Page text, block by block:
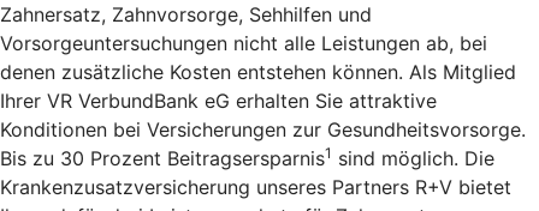
Zahnersatz, Zahnvorsorge, Sehhilfen und
Vorsorgeuntersuchungen nicht alle Leistungen ab, bei
denen zusätzliche Kosten entstehen können. Als Mitglied
Ihrer VR VerbundBank eG erhalten Sie attraktive
Konditionen bei Versicherungen zur Gesundheitsvorsorge.
Bis zu 30 Prozent Beitragsersparnis1 sind möglich. Die
Krankenzusatzversicherung unseres Partners R+V bietet